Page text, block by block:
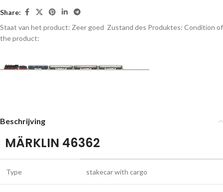
Share:
Staat van het product: Zeer goed Zustand des Produktes: Condition of
the product:
Beschrijving
MÄRKLIN 46362
Type stakecar with cargo